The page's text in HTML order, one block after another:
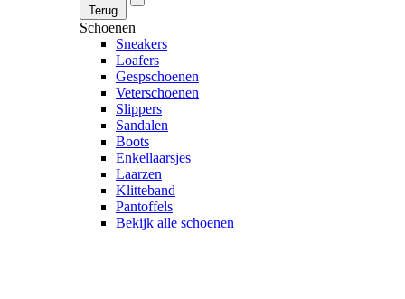
Terug
Schoenen
Sneakers
Loafers
Gespschoenen
Veterschoenen
Slippers
Sandalen
Boots
Enkellaarsjes
Laarzen
Klitteband
Pantoffels
Bekijk alle schoenen